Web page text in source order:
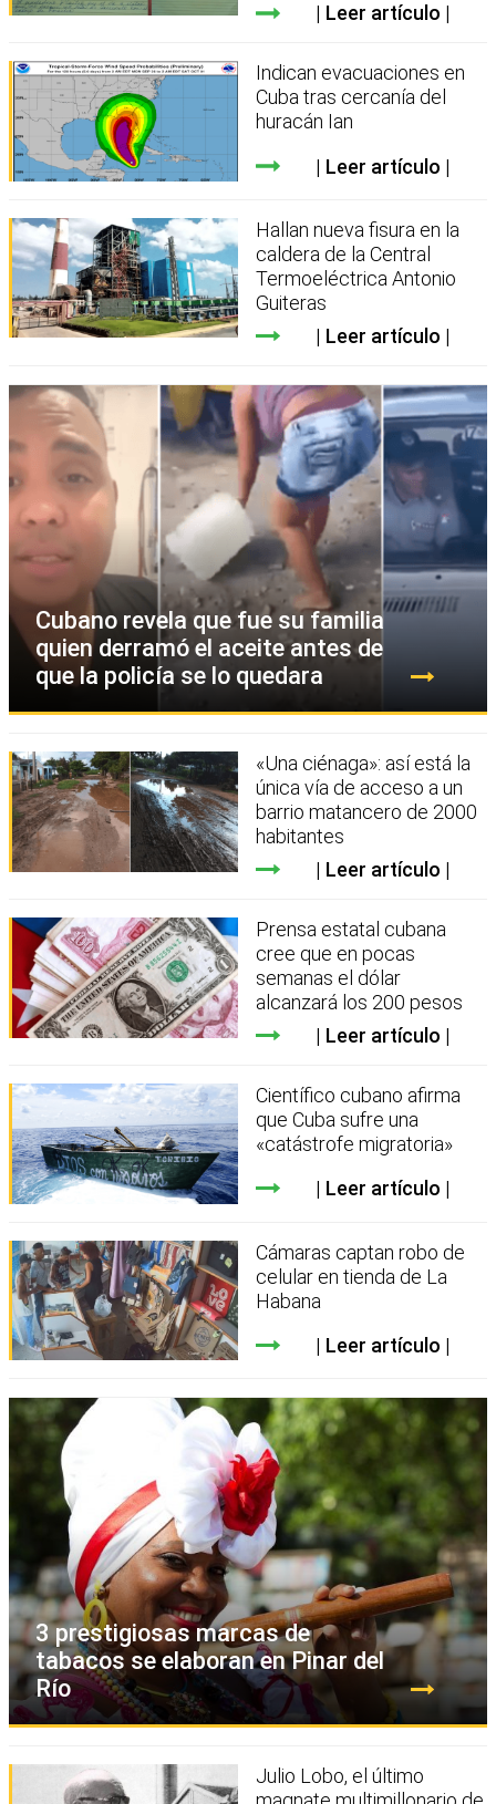
Leer artículo
Indican evacuaciones en
Cuba tras cercanía del
huracán Ian
Leer artículo
Hallan nueva fisura en la
caldera de la Central
Termoeléctrica Antonio
Guiteras
Leer artículo
Cubano revela que fue su familia
quien derramó el aceite antes de
que la policía se lo quedara
«Una ciénaga»: así está la
única vía de acceso a un
barrio matancero de 2000
habitantes
Leer artículo
Prensa estatal cubana
cree que en pocas
semanas el dólar
alcanzará los 200 pesos
Leer artículo
Científico cubano afirma
que Cuba sufre una
«catástrofe migratoria»
Leer artículo
Cámaras captan robo de
celular en tienda de La
Habana
Leer artículo
3 prestigiosas marcas de
tabacos se elaboran en Pinar del
Río
Julio Lobo, el último